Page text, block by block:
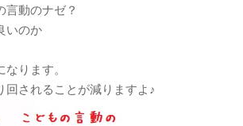
言動のナゼ？
いのか
ります。
回されることが減りますよ♪